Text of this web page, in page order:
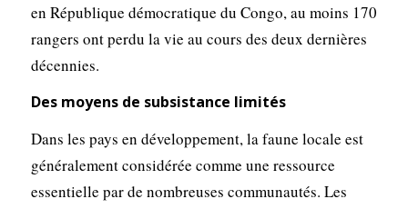
en République démocratique du Congo, au moins 170
rangers ont perdu la vie au cours des deux dernières
décennies.
Des moyens de subsistance limités
Dans les pays en développement, la faune locale est
généralement considérée comme une ressource
essentielle par de nombreuses communautés. Les